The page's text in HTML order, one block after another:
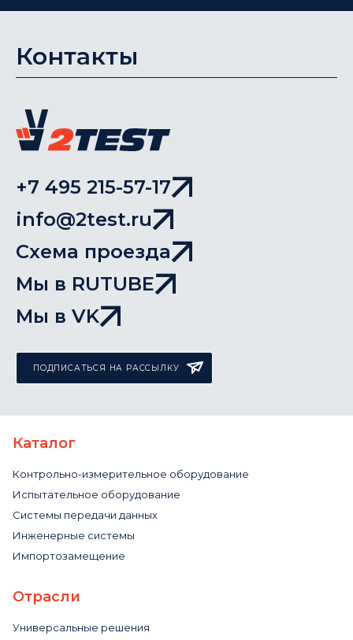
Контакты
+7 495 215-57-17
info@2test.ru
Схема проезда
Мы в RUTUBE
Мы в VK
ПОДПИСАТЬСЯ НА РАССЫЛКУ
Каталог
Контрольно-измерительное оборудование
Испытательное оборудование
Системы передачи данных
Инженерные системы
Импортозамещение
Отрасли
Универсальные решения